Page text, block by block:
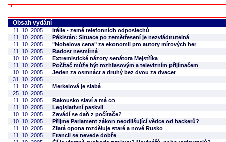
Obsah vydání
11. 10. 2005
Itálie - země telefonních odposlechů
11. 10. 2005
Pákistán: Situace po zemětřesení je nezvládnutelná
11. 10. 2005
"Nobelova cena" za ekonomii pro autory mírových her
11. 10. 2005
Radost nesmírná
10. 10. 2005
Extremistické názory senátora Mejstříka
11. 10. 2005
Počítač může být rozhlasovým a televizním přijímačem
10. 10. 2005
Jeden za osmnáct a druhý bez dvou za dvacet
31. 10. 2005
11. 10. 2005
Merkelová je slabá
25. 10. 2005
11. 10. 2005
Rakousko slaví a má co
11. 10. 2005
Legislativní paskvil
10. 10. 2005
Zavádí se daň z počítače?
10. 10. 2005
Přijme Parlament zákon neodlišující vědce od hackerů?
11. 10. 2005
Zlatá opona rozděluje staré a nové Rusko
11. 10. 2005
Francii se nevede dobře